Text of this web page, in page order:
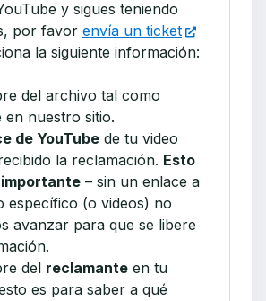
y sigues teniendo
por favor envía un ticket
la siguiente información:
del archivo tal como
en nuestro sitio.
de YouTube de tu video
la reclamación. Esto
– sin un enlace a
específico (o videos) no
avanzar para que se libere
del reclamante en tu
es para saber a qué